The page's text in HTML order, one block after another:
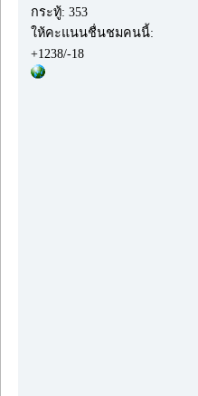
กระทู้: 353
ให้คะแนนชื่นชมคนนี้:
+1238/-18